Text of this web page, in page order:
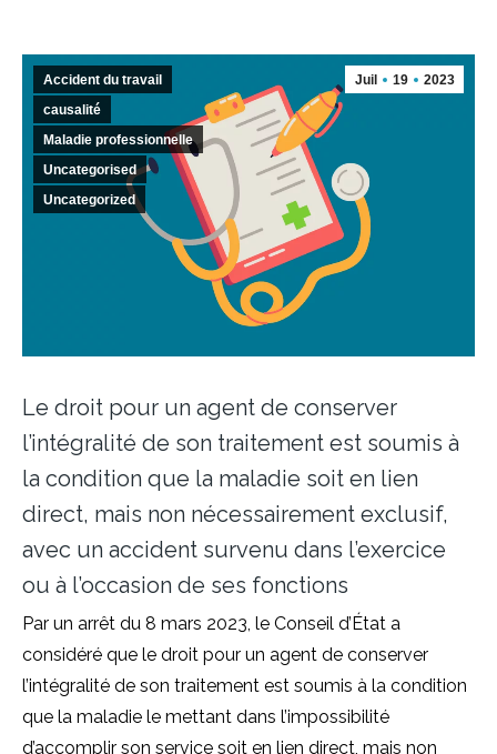
Juil 19 2023
Accident du travail
causalité
Maladie professionnelle
Uncategorised
Uncategorized
Le droit pour un agent de conserver
l’intégralité de son traitement est soumis à
la condition que la maladie soit en lien
direct, mais non nécessairement exclusif,
avec un accident survenu dans l’exercice
ou à l’occasion de ses fonctions
Par un arrêt du 8 mars 2023, le Conseil d’État a
considéré que le droit pour un agent de conserver
l’intégralité de son traitement est soumis à la condition
que la maladie le mettant dans l’impossibilité
d’accomplir son service soit en lien direct, mais non